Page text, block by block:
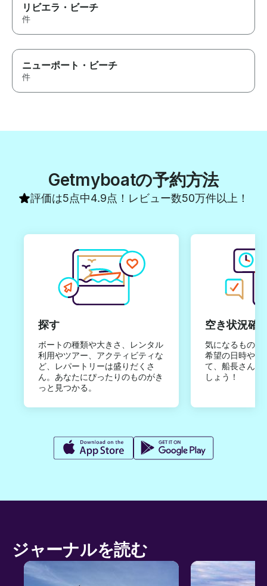
リビエラ・ビーチ
件
ニューポート・ビーチ
件
Getmyboatの予約方法
評価は5点中4.9点！レビュー数50万件以上！
探す
ボートの種類や大きさ、レンタル
利用やツアー、アクティビティな
ど、レパートリーは盛りだくさ
ん。あなたにぴったりのものがき
っと見つかる。
空き状況確
気になるものは
希望の日時やご
て、船長さんか
しょう！
ジャーナルを読む